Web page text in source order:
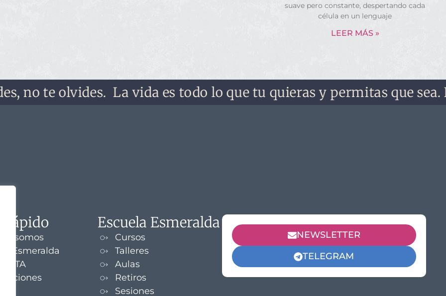
suave pero constante, despertando cada
célula en un lenguaje
LEER MÁS »
te olvides.La vida es todo lo que tu quieras y permitas que sea. No
rápido
somos
Esmeralda
Escuela Esmeralda
Cursos
Talleres
Aulas
Retiros
Sesiones
NEWSLETTER
TELEGRAM